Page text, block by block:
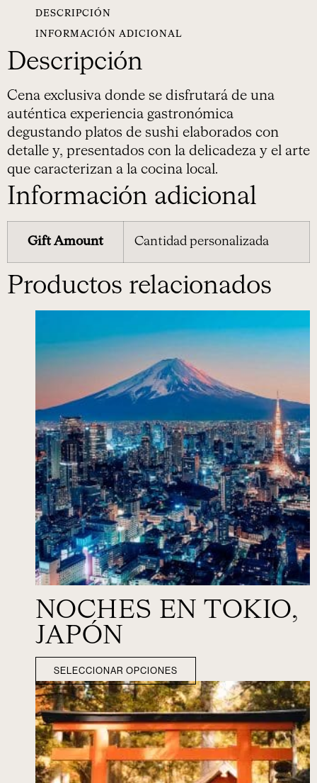
DESCRIPCIÓN
INFORMACIÓN ADICIONAL
Descripción
Cena exclusiva donde se disfrutará de una
auténtica experiencia gastronómica
degustando platos de sushi elaborados con
detalle y, presentados con la delicadeza y el arte
que caracterizan a la cocina local.
Información adicional
Gift Amount Cantidad personalizada
Productos relacionados
NOCHES EN TOKIO,
JAPÓN
SELECCIONAR OPCIONES